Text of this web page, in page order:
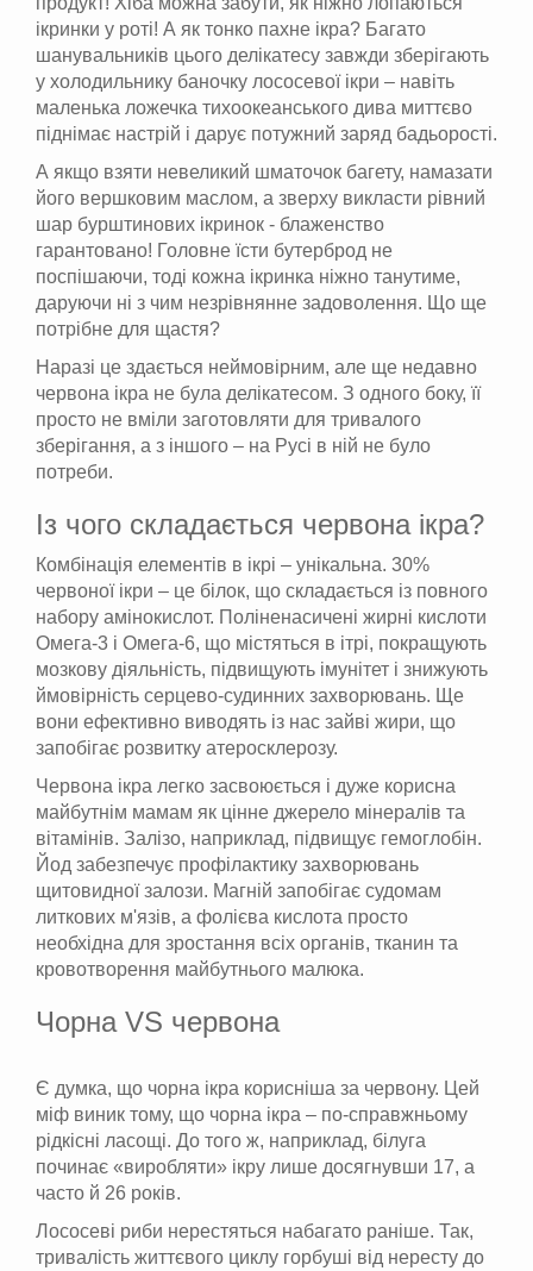
ікринки у роті! А як тонко пахне ікра? Багато
шанувальників цього делікатесу завжди зберігають
у холодильнику баночку лососевої ікри – навіть
маленька ложечка тихоокеанського дива миттєво
піднімає настрій і дарує потужний заряд бадьорості.
А якщо взяти невеликий шматочок багету, намазати
його вершковим маслом, а зверху викласти рівний
шар бурштинових ікринок - блаженство
гарантовано! Головне їсти бутерброд не
поспішаючи, тоді кожна ікринка ніжно танутиме,
даруючи ні з чим незрівнянне задоволення. Що ще
потрібне для щастя?
Наразі це здається неймовірним, але ще недавно
червона ікра не була делікатесом. З одного боку, її
просто не вміли заготовляти для тривалого
зберігання, а з іншого – на Русі в ній не було
потреби.
Із чого складається червона ікра?
Комбінація елементів в ікрі – унікальна. 30%
червоної ікри – це білок, що складається із повного
набору амінокислот. Поліненасичені жирні кислоти
Омега-3 і Омега-6, що містяться в ітрі, покращують
мозкову діяльність, підвищують імунітет і знижують
ймовірність серцево-судинних захворювань. Ще
вони ефективно виводять із нас зайві жири, що
запобігає розвитку атеросклерозу.
Червона ікра легко засвоюється і дуже корисна
майбутнім мамам як цінне джерело мінералів та
вітамінів. Залізо, наприклад, підвищує гемоглобін.
Йод забезпечує профілактику захворювань
щитовидної залози. Магній запобігає судомам
литкових м'язів, а фолієва кислота просто
необхідна для зростання всіх органів, тканин та
кровотворення майбутнього малюка.
Чорна VS червона
Є думка, що чорна ікра корисніша за червону. Цей
міф виник тому, що чорна ікра – по-справжньому
рідкісні ласощі. До того ж, наприклад, білуга
починає «виробляти» ікру лише досягнувши 17, а
часто й 26 років.
Лососеві риби нерестяться набагато раніше. Так,
тривалість життєвого циклу горбуші від нересту до